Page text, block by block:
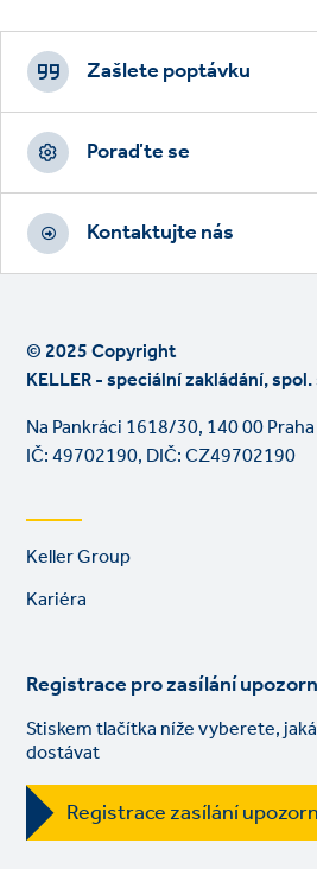
Footer
CTAs
Zašlete poptávku
Poraďte se
Kontaktujte nás
© 2025 Copyright
KELLER - speciální zakládání,
Na Pankráci 1618/30, 140 00
IČ: 49702190, DIČ: CZ49702190
Footer
Keller Group
Kariéra
Registrace pro zasílání
Stiskem tlačítka níže vyberete,
dostávat
Registrace zasílání